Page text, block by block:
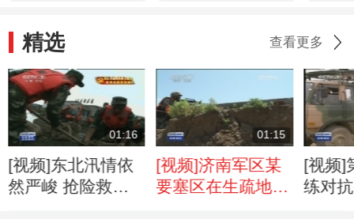
精选 查看更多
01:16
[视频]东北汛情依
然严峻 抢险救灾
01:15
[视频]济南军区某
要塞区在生疏地域
[视频]
练对